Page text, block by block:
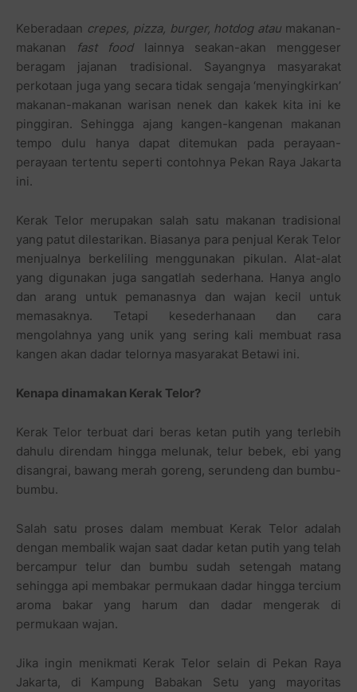
Keberadaan crepes, pizza, burger, hotdog atau makanan-
makanan fast foodlainnya seakan-akan menggeser
beragam jajanan tradisional. Sayangnya masyarakat
perkotaan juga yang secara tidak sengaja ‘menyingkirkan’
makanan-makanan warisan nenek dan kakek kita ini ke
pinggiran. Sehingga ajang kangen-kangenan makanan
tempo dulu hanya dapat ditemukan pada perayaan-
perayaan tertentu seperti contohnya Pekan Raya Jakarta
ini.
Kerak Telor merupakan salah satu makanan tradisional
yang patut dilestarikan. Biasanya para penjual Kerak Telor
menjualnya berkeliling menggunakan pikulan. Alat-alat
yang digunakan juga sangatlah sederhana. Hanya anglo
dan arang untuk pemanasnya dan wajan kecil untuk
memasaknya. Tetapi kesederhanaan dan cara
mengolahnya yang unik yang sering kali membuat rasa
kangen akan dadar telornya masyarakat Betawi ini.
Kenapa dinamakan Kerak Telor?
Kerak Telor terbuat dari beras ketan putih yang terlebih
dahulu direndam hingga melunak, telur bebek, ebi yang
disangrai, bawang merah goreng, serundeng dan bumbu-
bumbu.
Salah satu proses dalam membuat Kerak Telor adalah
dengan membalik wajan saat dadar ketan putih yang telah
bercampur telur dan bumbu sudah setengah matang
sehingga api membakar permukaan dadar hingga tercium
aroma bakar yang harum dan dadar mengerak di
permukaan wajan.
Jika ingin menikmati Kerak Telor selain di Pekan Raya
Jakarta, di Kampung Babakan Setu yang mayoritas